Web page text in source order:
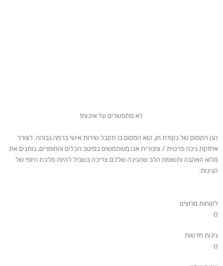
לא מתפשרים על איכות!
הגן הקסום של נקודת חן, הוא המקום בו תקבל שירות אישי ברמה גבוהה. לצורך
אחזקת גינה פרטית / ציבורית אנו משתמשים במיטב הכלים והחומרים, נותנים את
מלוא האהבה ותשומת הלב שהגינה שלכם צריכה בשביל להיות מלכת היופי של
הגינות.
לקוחות מרוצים
0
גינות חדשות
0